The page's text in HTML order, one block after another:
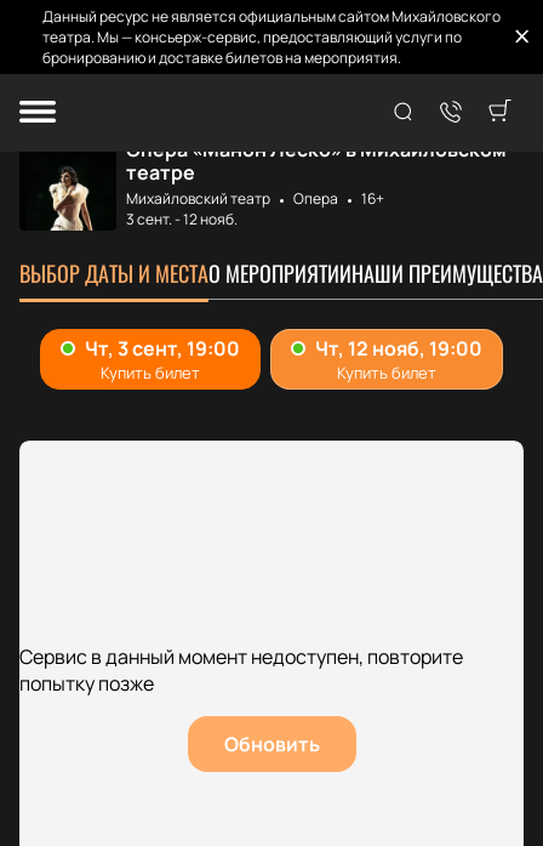
Данный ресурс не является официальным сайтом Михайловского
театра. Мы — консьерж-сервис, предоставляющий услуги по
бронированию и доставке билетов на мероприятия.
Главная
Опера «Манон Леско» в Михайловском
театре
Михайловский театр Опера
16+
3 сент.-12 нояб.
ВЫБОР ДАТЫ И МЕСТАО МЕРОПРИЯТИИНАШИ ПРЕИМУЩЕСТВА
Сервис в данный момент недоступен, повторите
попытку позже
Обновить